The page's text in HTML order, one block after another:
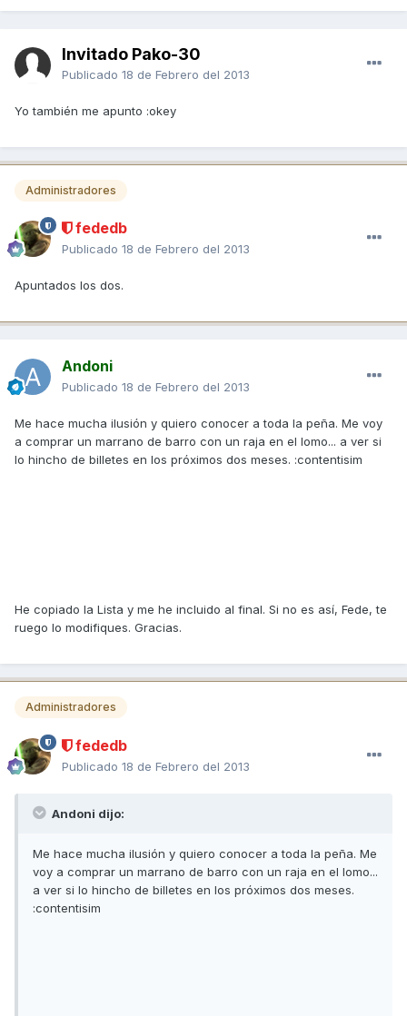
Invitado Pako-30
Publicado 18 de Febrero del 2013
Yo también me apunto :okey
Administradores
fededb
Publicado 18 de Febrero del 2013
Apuntados los dos.
Andoni
Publicado 18 de Febrero del 2013
Me hace mucha ilusión y quiero conocer a toda la peña. Me voy
a comprar un marrano de barro con un raja en el lomo... a ver si
lo hincho de billetes en los próximos dos meses. :contentisim
He copiado la Lista y me he incluido al final. Si no es así, Fede, te
ruego lo modifiques. Gracias.
Administradores
fededb
Publicado 18 de Febrero del 2013
Andoni dijo:
Me hace mucha ilusión y quiero conocer a toda la peña. Me
voy a comprar un marrano de barro con un raja en el lomo...
a ver si lo hincho de billetes en los próximos dos meses.
:contentisim